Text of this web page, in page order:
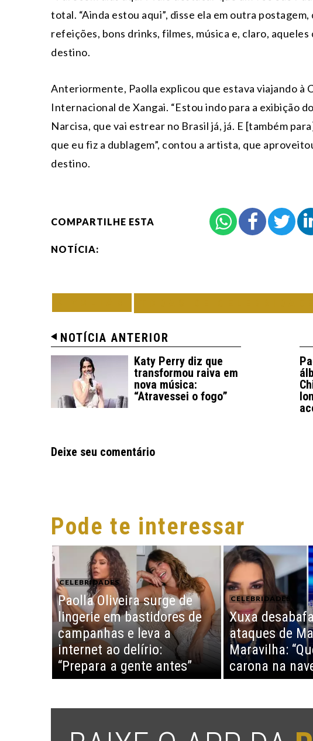
total. “Ainda estou aqui”, disse ela em outra
refeições, bons drinks, filmes, música e, claro,
destino.
Anteriormente, Paolla explicou que estava viajando à
Internacional de Xangai. “Estou indo para a exibição
Narcisa, que vai estrear no Brasil já, já. E [também
que eu fiz a dublagem”, contou a artista, que
destino.
COMPARTILHE ESTA
NOTÍCIA:
NOTÍCIA ANTERIOR
Katy Perry diz que
transformou raiva em
nova música:
“Atravessei o fogo”
Deixe seu comentário
Pode te interessar
CELEBRIDADES
Paolla Oliveira surge de
lingerie em bastidores de
campanhas e leva a
internet ao delírio:
“Prepara a gente antes”
CELEBRIDADES
Xuxa
ataques de
Maravilha:
carona na